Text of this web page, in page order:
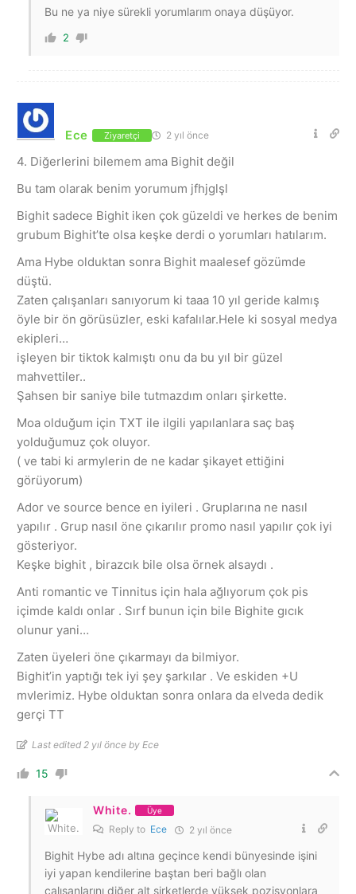
Bu ne ya niye sürekli yorumlarım onaya düşüyor.
2
Ece Ziyaretçi 2 yıl önce
4. Diğerlerini bilemem ama Bighit değil
Bu tam olarak benim yorumum jfhjglşl
Bighit sadece Bighit iken çok güzeldi ve herkes de benim
grubum Bighit’te olsa keşke derdi o yorumları hatılarım.
Ama Hybe olduktan sonra Bighit maalesef gözümde
düştü.
Zaten çalışanları sanıyorum ki taaa 10 yıl geride kalmış
öyle bir ön görüsüzler, eski kafalılar.Hele ki sosyal medya
ekipleri…
işleyen bir tiktok kalmıştı onu da bu yıl bir güzel
mahvettiler..
Şahsen bir saniye bile tutmazdım onları şirkette.
Moa olduğum için TXT ile ilgili yapılanlara saç baş
yolduğumuz çok oluyor.
( ve tabi ki armylerin de ne kadar şikayet ettiğini
görüyorum)
Ador ve source bence en iyileri . Gruplarına ne nasıl
yapılır . Grup nasıl öne çıkarılır promo nasıl yapılır çok iyi
gösteriyor.
Keşke bighit , birazcık bile olsa örnek alsaydı .
Anti romantic ve Tinnitus için hala ağlıyorum çok pis
içimde kaldı onlar . Sırf bunun için bile Bighite gıcık
olunur yani…
Zaten üyeleri öne çıkarmayı da bilmiyor.
Bighit’in yaptığı tek iyi şey şarkılar . Ve eskiden +U
mvlerimiz. Hybe olduktan sonra onlara da elveda dedik
gerçi TT
Last edited 2 yıl önce by Ece
15
White. Üye
Reply to Ece 2 yıl önce
Bighit Hybe adı altına geçince kendi bünyesinde işini
iyi yapan kendilerine baştan beri bağlı olan
çalışanlarını diğer alt şirketlerde yüksek pozisyonlara